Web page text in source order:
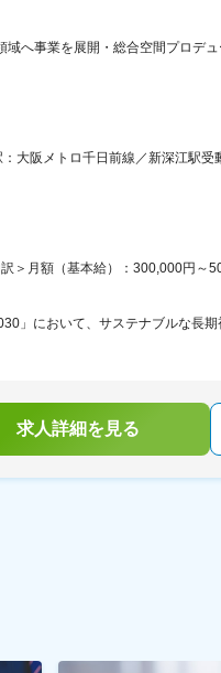
へ事業を展開・総合空間プロデ
大阪メトロ千日前線／新深江駅受
＞月額（基本給）：300,000円～
」において、サステナブルな長期
求人詳細を見る